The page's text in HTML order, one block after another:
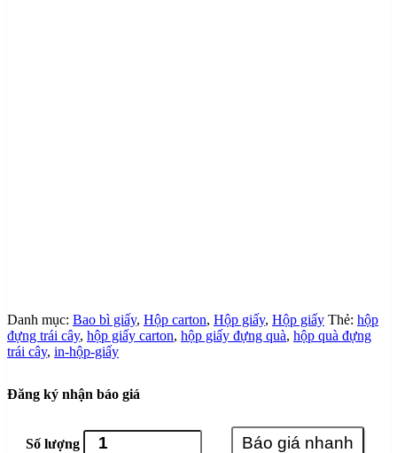
Danh mục: Bao bì giấy, Hộp carton, Hộp giấy, Hộp giấy Thẻ: hộp
đựng trái cây, hộp giấy carton, hộp giấy đựng quà, hộp quà đựng
trái cây, in-hộp-giấy
Đăng ký nhận báo giá
Số lượng Báo giá nhanh